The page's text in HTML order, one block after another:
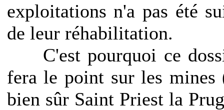
exploitations n'a pas été
de leur réhabilitation.
C'est pourquoi ce
fera le point sur les mines
bien sûr Saint Priest la